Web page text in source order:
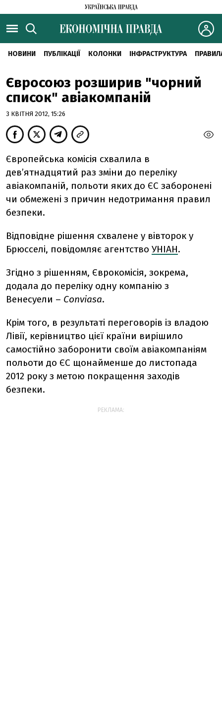
НОВИНИ ПУБЛІКАЦІЇ КОЛОНКИ ІНФРАСТРУКТУРА
Євросоюз розширив "чорний
список" авіакомпаній
3 КВІТНЯ 2012, 15:26
Європейська комісія схвалила в
дев’ятнадцятий раз зміни до переліку
авіакомпаній, польоти яких до ЄС заборонені
чи обмежені з причин недотримання правил
безпеки.
Відповідне рішення схвалене у вівторок у
Брюсселі, повідомляє агентство УНІАН.
Згідно з рішенням, Єврокомісія, зокрема,
додала до переліку одну компанію з
Венесуели – Conviasa.
Крім того, в результаті переговорів із владою
Лівії, керівництво цієї країни вирішило
самостійно заборонити своїм авіакомпаніям
польоти до ЄС щонайменше до листопада
2012 року з метою покращення заходів
безпеки.
РЕКЛАМА: